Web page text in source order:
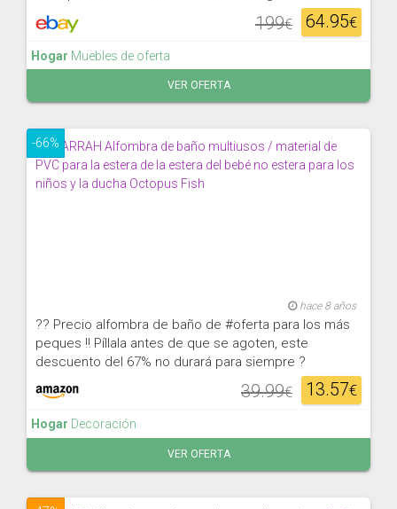
64.95€
199€
Hogar Muebles de oferta
VER OFERTA
-66%
hace 8 años
?? Precio alfombra de baño de #oferta para los más
peques ‼ Píllala antes de que se agoten, este
descuento del 67% no durará para siempre ?
13.57€
39.99€
Hogar Decoración
VER OFERTA